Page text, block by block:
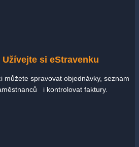
Užívejte si eStravenku
můžete spravovat objednávky, seznam
i kontrolovat faktury.